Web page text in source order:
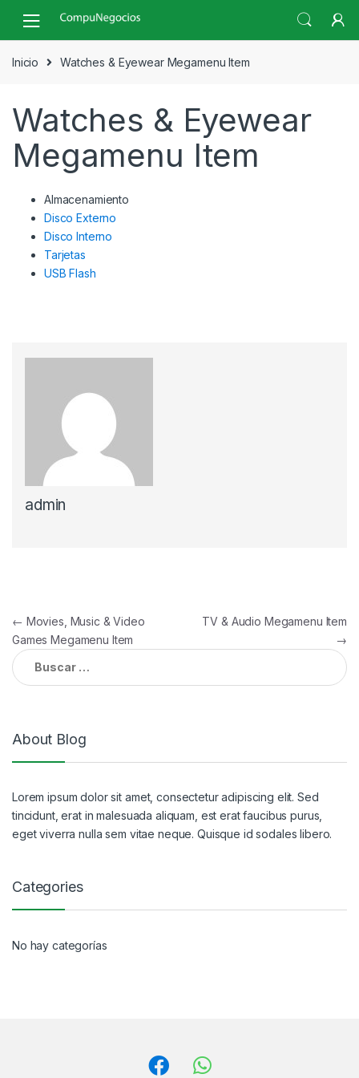
navigation
content
Inicio
Watches & Eyewear Megamenu Item
Watches & Eyewear
Megamenu Item
Almacenamiento
Disco Externo
Disco Interno
Tarjetas
USB Flash
admin
Navegación
de
entradas
← Movies, Music & Video
Games Megamenu Item
TV & Audio Megamenu Item
→
Buscar:
About Blog
Lorem ipsum dolor sit amet, consectetur adipiscing elit. Sed
tincidunt, erat in malesuada aliquam, est erat faucibus purus,
eget viverra nulla sem vitae neque. Quisque id sodales libero.
Categories
No hay categorías